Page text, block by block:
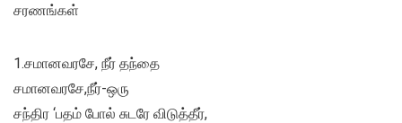
சரணங்கள்
1.சமானவரசே, நீர் தந்தை
சமானவரசே,நீர்-ஒரு
சந்திர ‘பதம் போல் சுடரே விடுத்தீர்,